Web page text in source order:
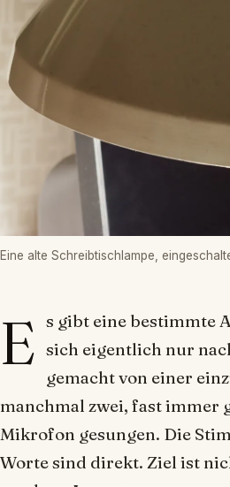
Eine alte Schreibtischlampe,
E s gibt eine bestimmte
sich eigentlich nur
gemacht von einer
manchmal zwei, fast immer
Mikrofon gesungen. Die
Worte sind direkt. Ziel ist